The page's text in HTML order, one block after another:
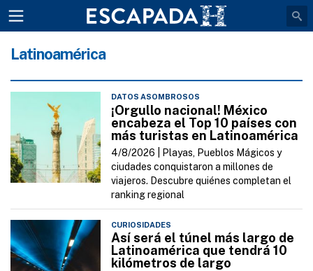
Latinoamérica
DATOS ASOMBROSOS
¡Orgullo nacional! México
encabeza el Top 10 países con
más turistas en Latinoamérica
4/8/2026 | Playas, Pueblos Mágicos y
ciudades conquistaron a millones de
viajeros. Descubre quiénes completan el
ranking regional
CURIOSIDADES
Así será el túnel más largo de
Latinoamérica que tendrá 10
kilómetros de largo